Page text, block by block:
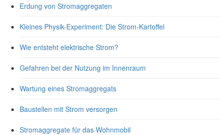
Erdung von Stromaggregaten
Kleines Physik-Experiment: Die Strom-Kartoffel
Wie entsteht elektrische Strom?
Gefahren bei der Nutzung im Innenraum
Wartung eines Stromaggregats
Baustellen mit Strom versorgen
Stromaggregate für das Wohnmobil